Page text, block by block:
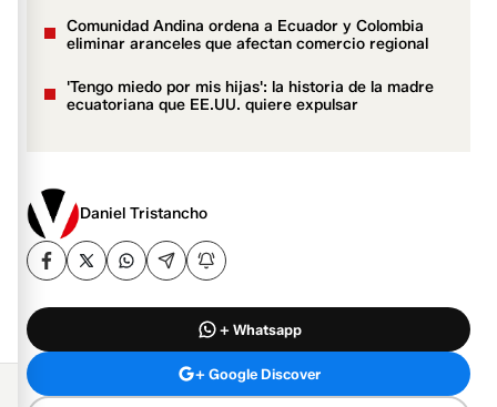
Comunidad Andina ordena a Ecuador y Colombia
eliminar aranceles que afectan comercio regional
'Tengo miedo por mis hijas': la historia de la madre
ecuatoriana que EE.UU. quiere expulsar
Daniel Tristancho
+ Whatsapp
+ Google Discover